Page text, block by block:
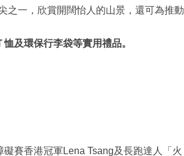
之一，欣賞開闊怡人的山景，還可為推動
及環保行李袋等實用禮品。
賽香港冠軍Lena Tsang及長跑達人「火